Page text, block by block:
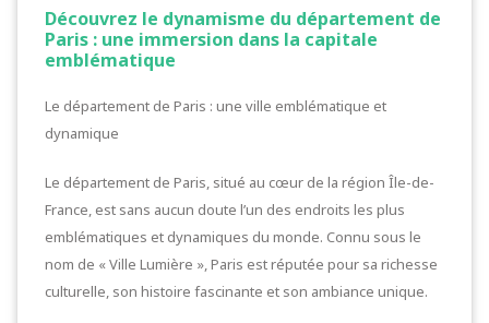
Découvrez le dynamisme du département de
Paris : une immersion dans la capitale
emblématique
Le département de Paris : une ville emblématique et
dynamique
Le département de Paris, situé au cœur de la région Île-de-
France, est sans aucun doute l’un des endroits les plus
emblématiques et dynamiques du monde. Connu sous le
nom de « Ville Lumière », Paris est réputée pour sa richesse
culturelle, son histoire fascinante et son ambiance unique.